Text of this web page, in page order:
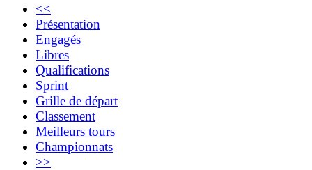
<<
Présentation
Engagés
Libres
Qualifications
Sprint
Grille de départ
Classement
Meilleurs tours
Championnats
>>